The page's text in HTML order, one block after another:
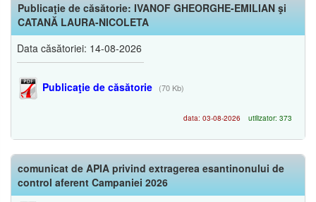
Publicaţie de căsătorie: IVANOF GHEORGHE-EMILIAN şi
CATANĂ LAURA-NICOLETA
Data căsătoriei: 14-08-2026
Publicaţie de căsătorie (70 Kb)
data: 03-08-2026 utilizator: 373
comunicat de APIA privind extragerea esantinonului de
control aferent Campaniei 2026